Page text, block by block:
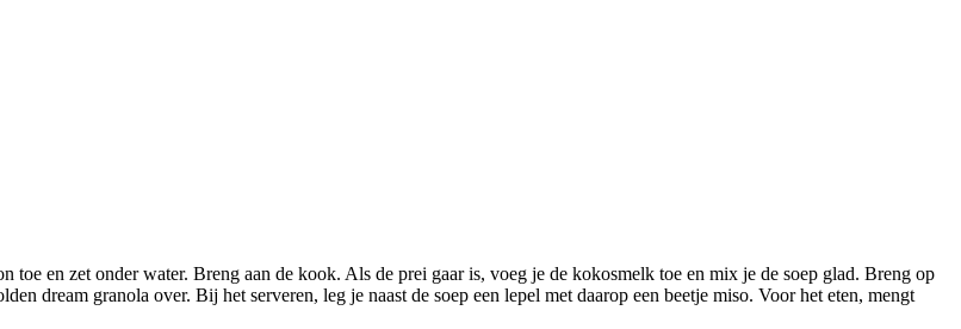
en zet onder water. Breng aan de kook. Als de prei gaar is, voeg je de kokosmelk toe en mix je de soep glad. Breng op
dream granola over. Bij het serveren, leg je naast de soep een lepel met daarop een beetje miso. Voor het eten, mengt